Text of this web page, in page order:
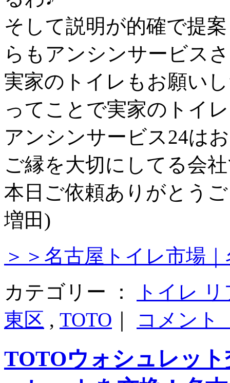
そして説明が的確で提
らもアンシンサービス
実家のトイレもお願い
ってことで実家のトイ
アンシンサービス24は
ご縁を大切にしてる会
本日ご依頼ありがとう
増田)
＞＞名古屋トイレ市場
カテゴリー ：
トイレ
東区 , TOTO コメント
TOTOウォシュレッ